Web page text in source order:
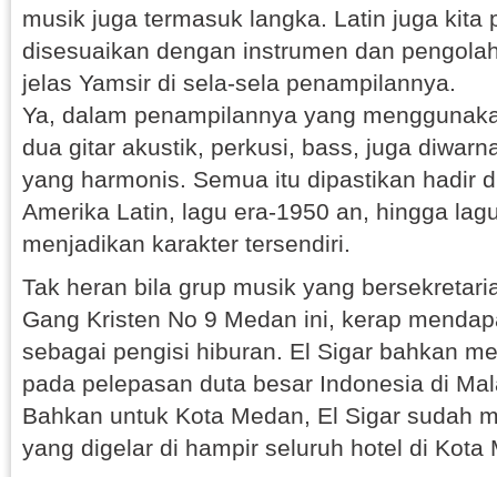
musik juga termasuk langka. Latin juga kita
disesuaikan dengan instrumen dan
jelas Yamsir di sela-sela penampilannya.
Ya, dalam penampilannya yang
dua gitar akustik, perkusi, bass, juga
yang harmonis. Semua itu dipastikan hadir
Amerika Latin, lagu era-1950 an, hingga
menjadikan karakter tersendiri.
Tak heran bila grup musik yang
Gang Kristen No 9 Medan ini, kerap
sebagai pengisi hiburan. El Sigar bahkan
pada pelepasan duta besar Indonesia di
Bahkan untuk Kota Medan, El Sigar sudah
yang digelar di hampir seluruh hotel di Kota